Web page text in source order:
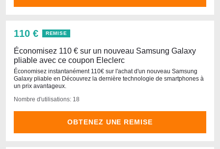
110 € REMISE
Économisez 110 € sur un nouveau Samsung Galaxy
pliable avec ce coupon Eleclerc
Économisez instantanément 110€ sur l'achat d'un nouveau Samsung
Galaxy pliable en Découvrez la dernière technologie de smartphones à
un prix avantageux.
Nombre d'utilisations: 18
OBTENEZ UNE REMISE